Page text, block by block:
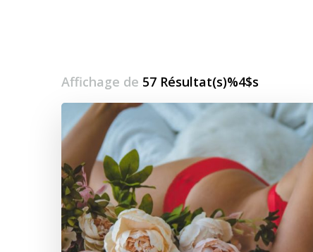
Affichage de 57 Résultat(s)%4$s